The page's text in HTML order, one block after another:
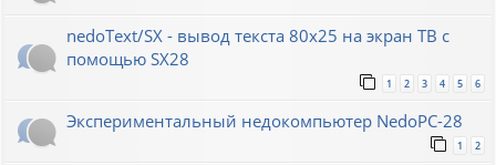
nedoText/SX - вывод текста 80x25 на экран ТВ с
помощью SX28
1 2 3 4 5 6
Экспериментальный недокомпьютер NedoPC-28
1 2